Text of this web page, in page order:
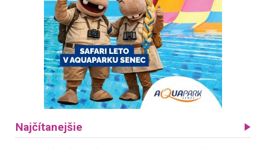
Najčítanejšie